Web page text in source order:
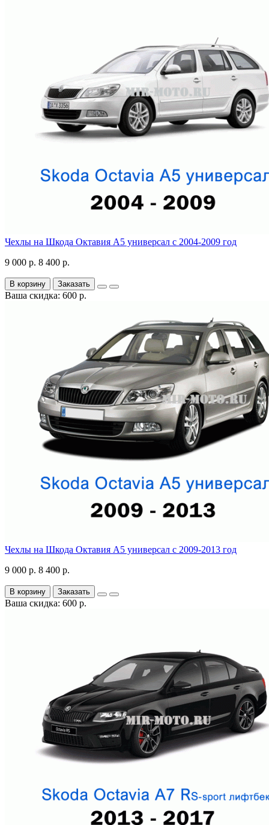
Чехлы на Шкода Октавия А5 универсал с 2004-2009 год
9 000 р. 8 400 р.
В корзину Заказать
Ваша скидка: 600 р.
Чехлы на Шкода Октавия А5 универсал с 2009-2013 год
9 000 р. 8 400 р.
В корзину Заказать
Ваша скидка: 600 р.